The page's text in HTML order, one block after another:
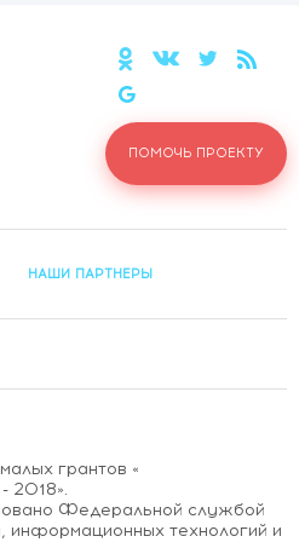
НАШИ ПАРТНЕРЫ
ПОМОЧЬ ПРОЕКТУ
грантов «
- 2018».
Федеральной службой
информационных технологий и